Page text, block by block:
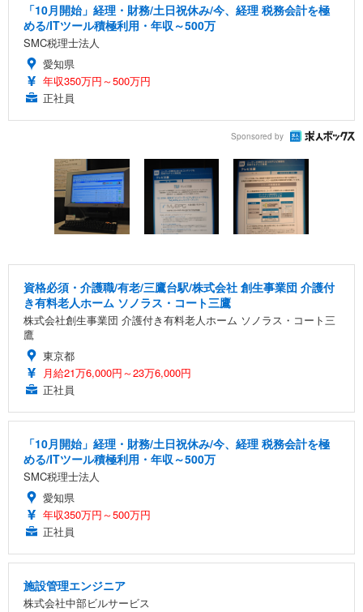
「10月開始」経理・財務/土日祝休み/今、経理 税務会計を極
める/ITツール積極利用・年収～500万
SMC税理士法人
愛知県
年収350万円～500万円
正社員
Sponsored by
資格必須・介護職/有老/三鷹台駅/株式会社 創生事業団 介護付
き有料老人ホーム ソノラス・コート三鷹
株式会社創生事業団 介護付き有料老人ホーム ソノラス・コート三
鷹
東京都
月給21万6,000円～23万6,000円
正社員
「10月開始」経理・財務/土日祝休み/今、経理 税務会計を極
める/ITツール積極利用・年収～500万
SMC税理士法人
愛知県
年収350万円～500万円
正社員
施設管理エンジニア
株式会社中部ビルサービス